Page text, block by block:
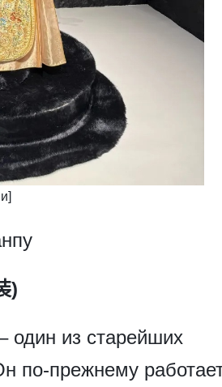
)
один из старейших
по-прежнему